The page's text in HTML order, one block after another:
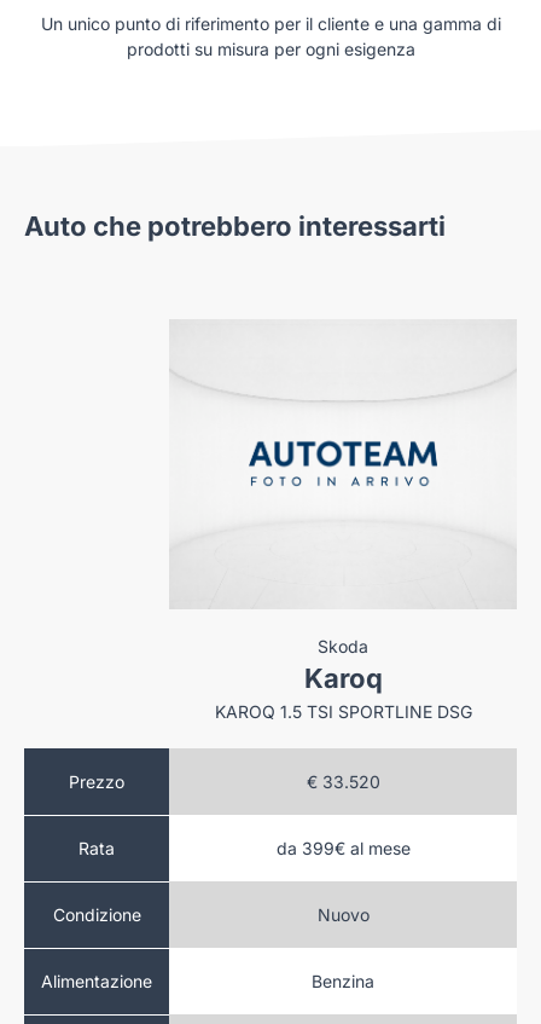
Un unico punto di riferimento per il cliente e una gamma di
prodotti su misura per ogni esigenza
Auto che potrebbero interessarti
Prezzo
Rata
Condizione
Alimentazione
Skoda
Karoq
KAROQ 1.5 TSI SPORTLINE DSG
€ 33.520
da 399€ al mese
Nuovo
Benzina